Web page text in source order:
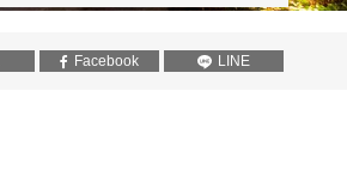
Facebook LINE